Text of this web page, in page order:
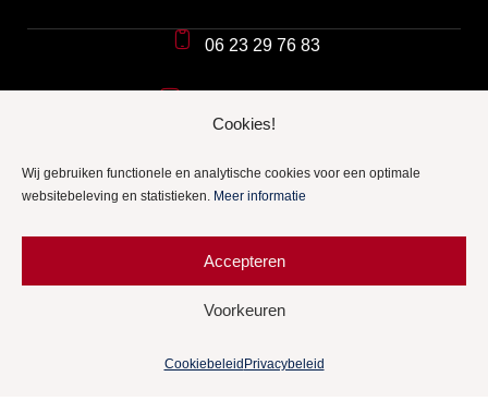
Cookies!
Wij gebruiken functionele en analytische cookies voor een optimale
websitebeleving en statistieken. Meer informatie
Accepteren
Voorkeuren
Cookiebeleid Privacybeleid
06 23 29 76 83
Koi advies
Definitie en oorsprong van de koi
Veel gestelde vragen